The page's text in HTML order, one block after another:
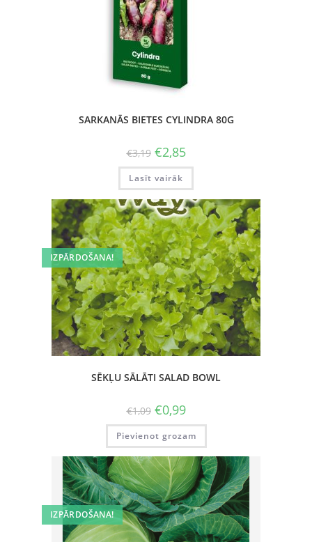
SARKANĀS BIETES CYLINDRA 80G
€3,19 €2,85
Lasīt vairāk
IZPĀRDOŠANA!
SĒKĻU SĀLĀTI SALAD BOWL
€1,09 €0,99
Pievienot grozam
IZPĀRDOŠANA!